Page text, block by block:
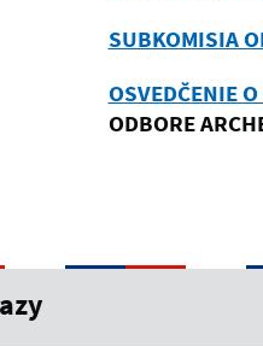
SUBKOMISIA
OSVEDČENIE
ODBORE